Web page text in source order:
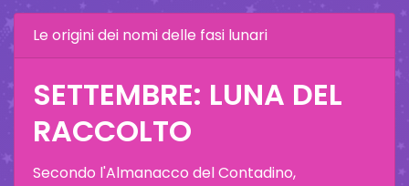
Le origini dei nomi delle fasi lunari
SETTEMBRE: LUNA DEL
RACCOLTO
Secondo l'Almanacco del Contadino,